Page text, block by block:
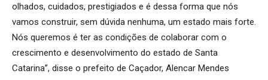
olhados, cuidados, prestigiados e é dessa forma que nós
vamos construir, sem dúvida nenhuma, um estado mais forte.
Nós queremos é ter as condições de colaborar com o
crescimento e desenvolvimento do estado de Santa
Catarina”, disse o prefeito de Caçador, Alencar Mendes